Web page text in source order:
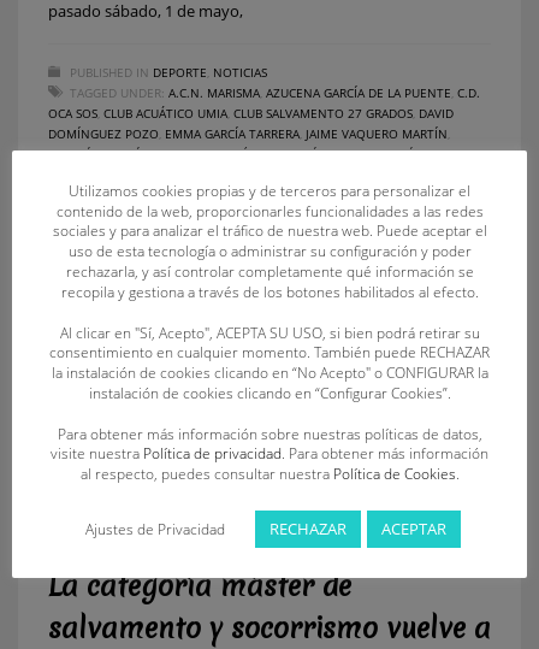
pasado sábado, 1 de mayo,
PUBLISHED IN DEPORTE NOTICIAS
TAGGED UNDER: A.C.N. MARISMA AZUCENA GARCÍA DE LA PUENTE C.D.
OCA SOS CLUB ACUÁTICO UMIA CLUB SALVAMENTO 27 GRADOS DAVID
DOMÍNGUEZ POZO EMMA GARCÍA TARRERA JAIME VAQUERO MARTÍN
JOAQUÍN MARTÍN ARCONADA,JOSÉ LUIS MARTÍN LAPRESA,MARÍA PILAR
La categoría máster de
salvamento y socorrismo vuelve a
Utilizamos cookies propias y de terceros para personalizar el
contenido de la web, proporcionarles funcionalidades a las redes
sociales y para analizar el tráfico de nuestra web. Puede aceptar el
uso de esta tecnología o administrar su configuración y poder
rechazarla, y así controlar completamente qué información se
recopila y gestiona a través de los botones habilitados al efecto.
Al clicar en "Sí, Acepto", ACEPTA SU USO, si bien podrá retirar su
consentimiento en cualquier momento. También puede RECHAZAR
la instalación de cookies clicando en “No Acepto" o CONFIGURAR la
instalación de cookies clicando en “Configurar Cookies”.
Para obtener más información sobre nuestras políticas de datos,
visite nuestra Política de privacidad. Para obtener más información
al respecto, puedes consultar nuestra Política de Cookies.
Ajustes de Privacidad RECHAZAR ACEPTAR